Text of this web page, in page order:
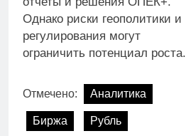
Однако риски геополитики и
регулирования могут
ограничить потенциал роста.
Отмечено: Аналитика
Биржа Рубль